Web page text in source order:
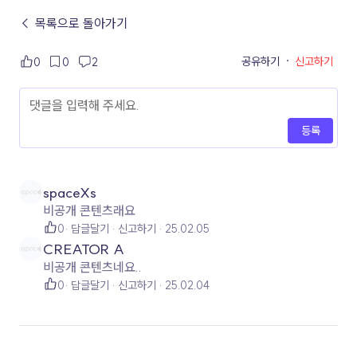
← 목록으로 돌아가기
0 0 2 공유하기 · 신고하기
등록
spaceXs
비공개 콘텐츠래요
0 답글달기 신고하기 25.02.05
CREATOR A
비공개 콘텐츠네요..
0 답글달기 신고하기 25.02.04